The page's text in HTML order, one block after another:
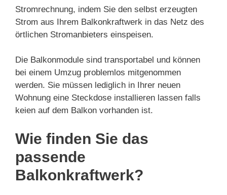
Stromrechnung, indem Sie den selbst erzeugten
Strom aus Ihrem Balkonkraftwerk in das Netz des
örtlichen Stromanbieters einspeisen.
Die Balkonmodule sind transportabel und können
bei einem Umzug problemlos mitgenommen
werden. Sie müssen lediglich in Ihrer neuen
Wohnung eine Steckdose installieren lassen falls
keien auf dem Balkon vorhanden ist.
Wie finden Sie das
passende
Balkonkraftwerk?